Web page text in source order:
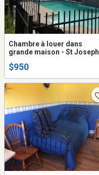
Chambre à louer dans
grande maison - St Joseph
$950